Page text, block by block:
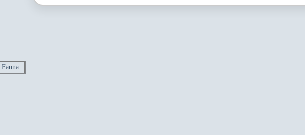
Fauna